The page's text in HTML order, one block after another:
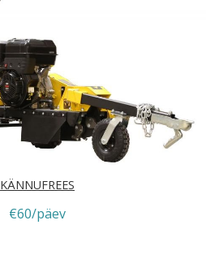
KÄNNUFREES
€60/päev